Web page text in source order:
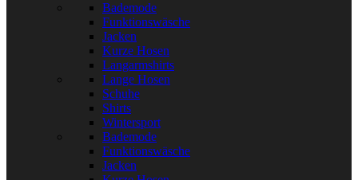
Bademode
Funktionswäsche
Jacken
Kurze Hosen
Langarmshirts
Lange Hosen
Schuhe
Shirts
Wintersport
Bademode
Funktionswäsche
Jacken